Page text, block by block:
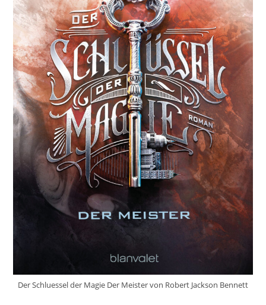
Der Schluessel der Magie Der Meister von Robert Jackson Bennett